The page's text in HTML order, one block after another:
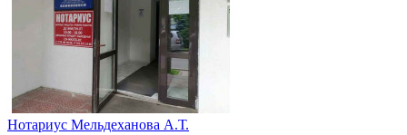
Нотариус Мельдеханова А.Т.